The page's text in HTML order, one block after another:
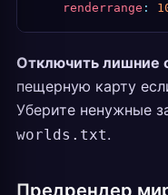
    renderrange
:
Отключить лишние
пещерную карту
Уберите ненужные
worlds.txt.
Предрендер